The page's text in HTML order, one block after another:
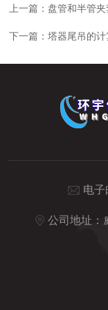
上一篇： 盘管和半管
下一篇：塔器尾吊的计
电子
公司地址：